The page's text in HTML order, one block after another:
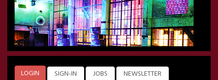
LOGIN SIGN-IN JOBS NEWSLETTER